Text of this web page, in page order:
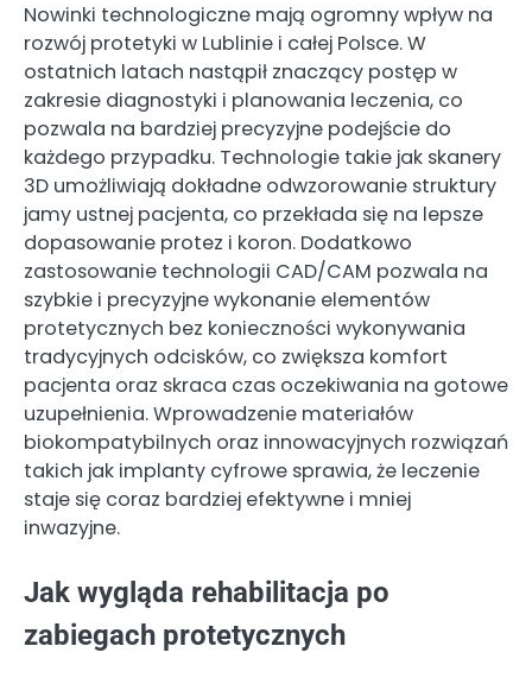
Nowinki technologiczne mają ogromny wpływ na
rozwój protetyki w Lublinie i całej Polsce. W
ostatnich latach nastąpił znaczący postęp w
zakresie diagnostyki i planowania leczenia, co
pozwala na bardziej precyzyjne podejście do
każdego przypadku. Technologie takie jak skanery
3D umożliwiają dokładne odwzorowanie struktury
jamy ustnej pacjenta, co przekłada się na lepsze
dopasowanie protez i koron. Dodatkowo
zastosowanie technologii CAD/CAM pozwala na
szybkie i precyzyjne wykonanie elementów
protetycznych bez konieczności wykonywania
tradycyjnych odcisków, co zwiększa komfort
pacjenta oraz skraca czas oczekiwania na gotowe
uzupełnienia. Wprowadzenie materiałów
biokompatybilnych oraz innowacyjnych rozwiązań
takich jak implanty cyfrowe sprawia, że leczenie
staje się coraz bardziej efektywne i mniej
inwazyjne.
Jak wygląda rehabilitacja po
zabiegach protetycznych